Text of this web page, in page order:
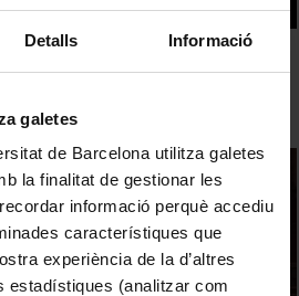
Detalls Informació
galetes
de Barcelona utilitza galetes
la finalitat de gestionar les
informació perquè accediu
característiques que
experiència de la d’altres
estadístiques (analitzar com
2010 per la UB, lliurament
Doctors i conferiment de la
Vicente Ferrer